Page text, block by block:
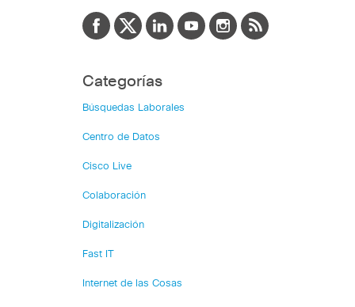
Categorías
Búsquedas Laborales
Centro de Datos
Cisco Live
Colaboración
Digitalización
Fast IT
Internet de las Cosas